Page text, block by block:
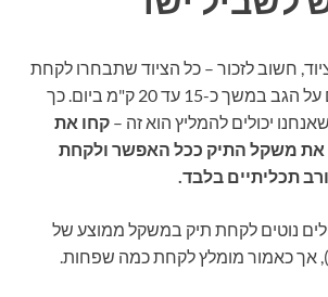
חשוב לזכור – כל הציוד שתבחרו לקחת
הולך לשבת אצלכם על הגב במשך כ-15 עד 20 ק"מ ביום. כך
יכולים להמליץ הוא זה – קחו את
את משקל התיק ככל האפשר ולקחת
תכליתיים בלבד.
נוטים לקחת תיק במשקל ממוצע של